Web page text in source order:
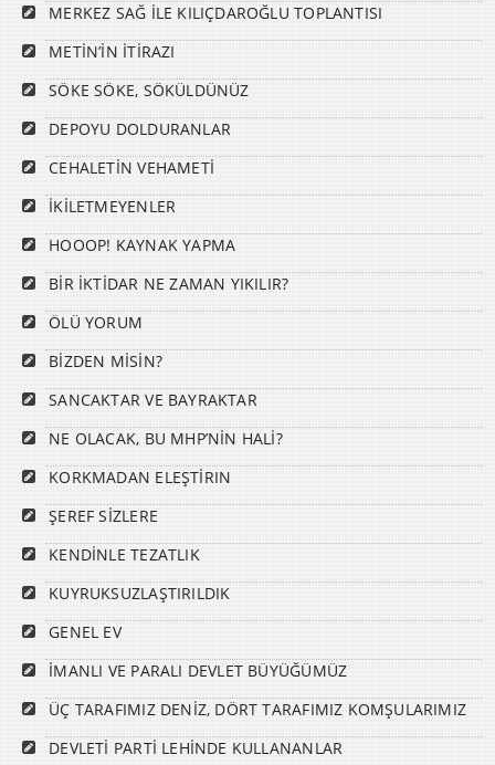
MERKEZ SAĞ İLE KILIÇDAROĞLU TOPLANTISI
METİN’İN İTİRAZI
SÖKE SÖKE, SÖKÜLDÜNÜZ
DEPOYU DOLDURANLAR
CEHALETİN VEHAMETİ
İKİLETMEYENLER
HOOOP! KAYNAK YAPMA
BİR İKTİDAR NE ZAMAN YIKILIR?
ÖLÜ YORUM
BİZDEN MİSİN?
SANCAKTAR VE BAYRAKTAR
NE OLACAK, BU MHP’NİN HALİ?
KORKMADAN ELEŞTİRIN
ŞEREF SİZLERE
KENDİNLE TEZATLIK
KUYRUKSUZLAŞTIRILDIK
GENEL EV
İMANLI VE PARALI DEVLET BÜYÜĞÜMÜZ
ÜÇ TARAFIMIZ DENİZ, DÖRT TARAFIMIZ KOMŞULARIMIZ
DEVLETİ PARTİ LEHİNDE KULLANANLAR